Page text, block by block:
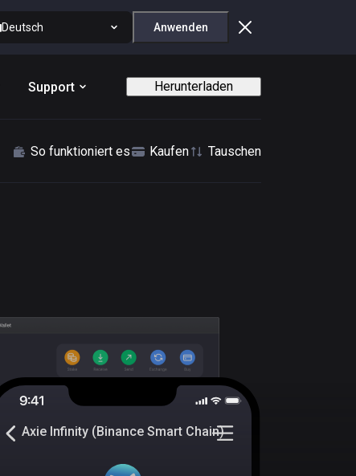
Deutsch Anwenden
Support Herunterladen
So funktioniert es Kaufen Tauschen
Axie Infinity (Binance Smart Chain)